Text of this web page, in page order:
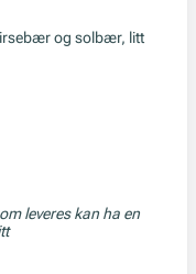
og solbær, litt
leveres kan ha en